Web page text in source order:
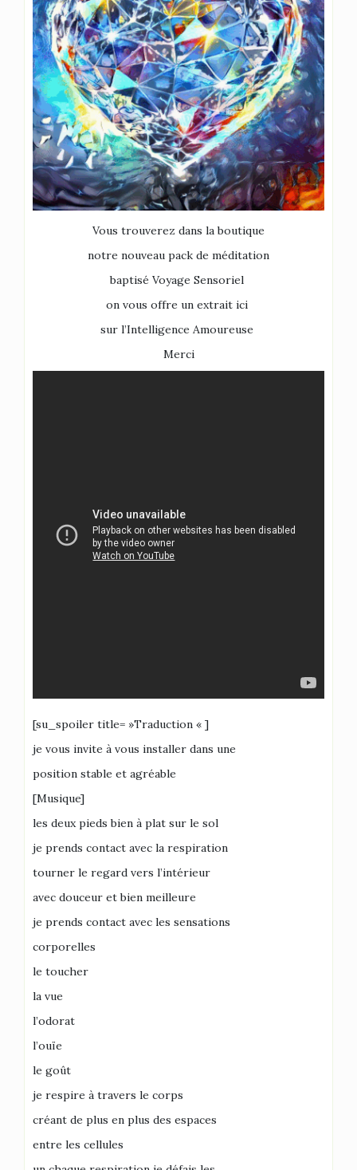
Vous trouverez dans la boutique
notre nouveau pack de méditation
baptisé Voyage Sensoriel
on vous offre un extrait ici
sur l’Intelligence Amoureuse
Merci
[su_spoiler title= »Traduction « ]
je vous invite à vous installer dans une
position stable et agréable
[Musique]
les deux pieds bien à plat sur le sol
je prends contact avec la respiration
tourner le regard vers l’intérieur
avec douceur et bien meilleure
je prends contact avec les sensations
corporelles
le toucher
la vue
l’odorat
l’ouïe
le goût
je respire à travers le corps
créant de plus en plus des espaces
entre les cellules